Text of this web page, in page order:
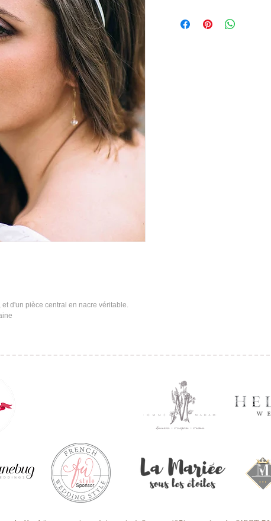
d'un pièce central en nacre véritable.